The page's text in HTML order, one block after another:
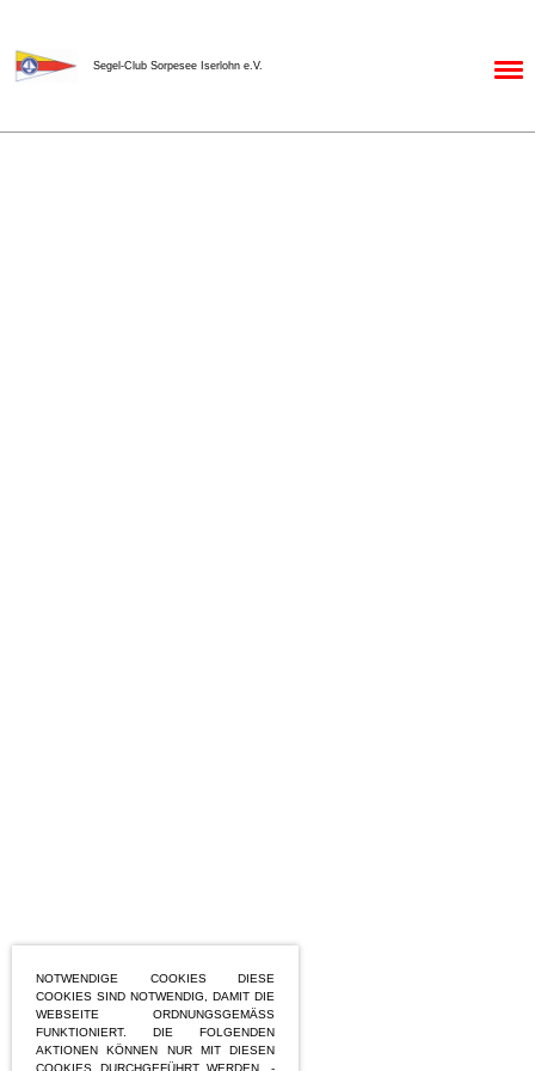
NOTWENDIGE COOKIES DIESE
COOKIES SIND NOTWENDIG, DAMIT DIE
WEBSEITE ORDNUNGSGEMÄSS F
UNKTIONIERT. DIE FOLGENDEN A
KTIONEN KÖNNEN NUR MIT DIESEN C
OOKIES DURCHGEFÜHRT WERDEN. - B
Segel-Club Sorpesee Iserlohn e.V.
Zurück